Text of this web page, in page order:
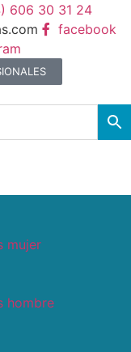
606 30 31 24
facebook
mujer
hombre